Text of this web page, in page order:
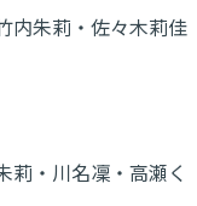
内朱莉・佐々木莉佳
莉・川名凜・高瀬く